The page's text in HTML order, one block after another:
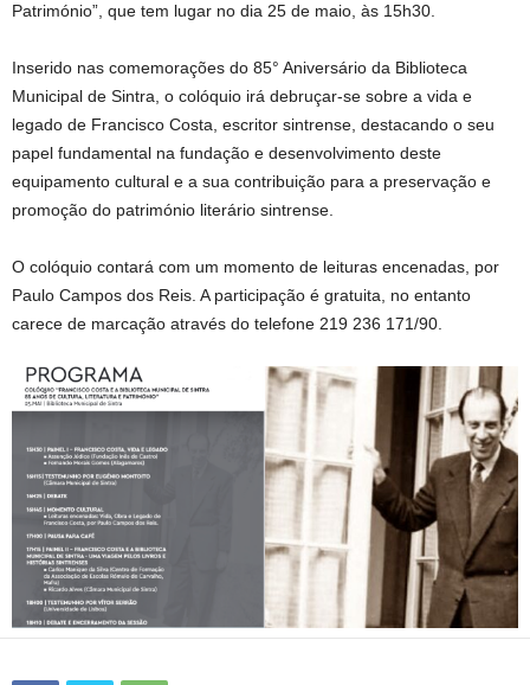
Património”, que tem lugar no dia 25 de maio, às 15h30.
Inserido nas comemorações do 85° Aniversário da Biblioteca
Municipal de Sintra, o colóquio irá debruçar-se sobre a vida e
legado de Francisco Costa, escritor sintrense, destacando o seu
papel fundamental na fundação e desenvolvimento deste
equipamento cultural e a sua contribuição para a preservação e
promoção do património literário sintrense.
O colóquio contará com um momento de leituras encenadas, por
Paulo Campos dos Reis. A participação é gratuita, no entanto
carece de marcação através do telefone 219 236 171/90.